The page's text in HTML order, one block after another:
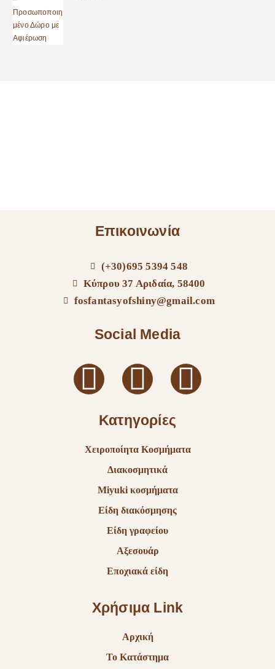
Επικοινωνία
(+30)695 5394 548
Κύπρου 37 Αριδαία, 58400
fosfantasyofshiny@gmail.com
Social Media
Κατηγορίες
Χειροποίητα Κοσμήματα
Διακοσμητικά
Miyuki κοσμήματα
Είδη διακόσμησης
Είδη γραφείου
Αξεσουάρ
Εποχιακά είδη
Χρήσιμα Link
Αρχική
Το Κατάστημα